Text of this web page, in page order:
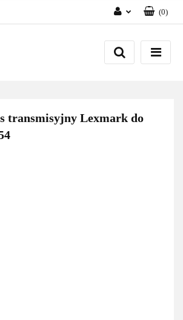
Zaloguj się
Załóż konto
(0)
transmisyjny Lexmark do